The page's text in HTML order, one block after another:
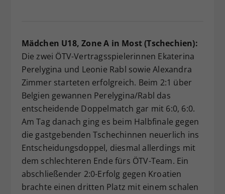
Mädchen U18, Zone A in Most (Tschechien):
Die zwei ÖTV-Vertragsspielerinnen Ekaterina
Perelygina und Leonie Rabl sowie Alexandra
Zimmer starteten erfolgreich. Beim 2:1 über
Belgien gewannen Perelygina/Rabl das
entscheidende Doppelmatch gar mit 6:0, 6:0.
Am Tag danach ging es beim Halbfinale gegen
die gastgebenden Tschechinnen neuerlich ins
Entscheidungsdoppel, diesmal allerdings mit
dem schlechteren Ende fürs ÖTV-Team. Ein
abschließender 2:0-Erfolg gegen Kroatien
brachte einen dritten Platz mit einem schalen